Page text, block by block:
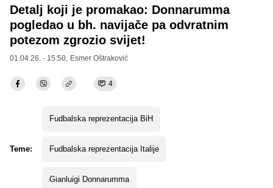
Detalj koji je promakao: Donnarumma
pogledao u bh. navijače pa odvratnim
potezom zgrozio svijet!
01.04.26. - 15:50, Esmer Oštraković
4
Teme:
Fudbalska reprezentacija BiH
Fudbalska reprezentacija Italije
Gianluigi Donnarumma